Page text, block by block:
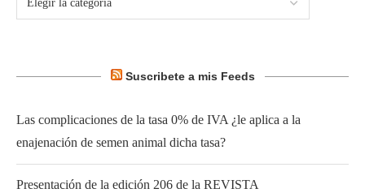
Suscribete a mis Feeds
Las complicaciones de la tasa 0% de IVA ¿le aplica a la
enajenación de semen animal dicha tasa?
Presentación de la edición 206 de la REVISTA